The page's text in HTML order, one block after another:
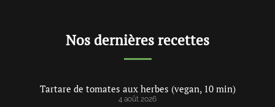
Nos dernières recettes
Tartare de tomates aux herbes (vegan, 10 min)
4 août 2026